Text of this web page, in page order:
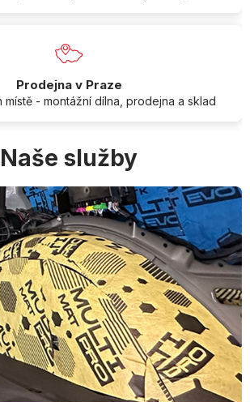
Prodejna v Praze
místě - montážní dílna, prodejna a sklad
Naše služby